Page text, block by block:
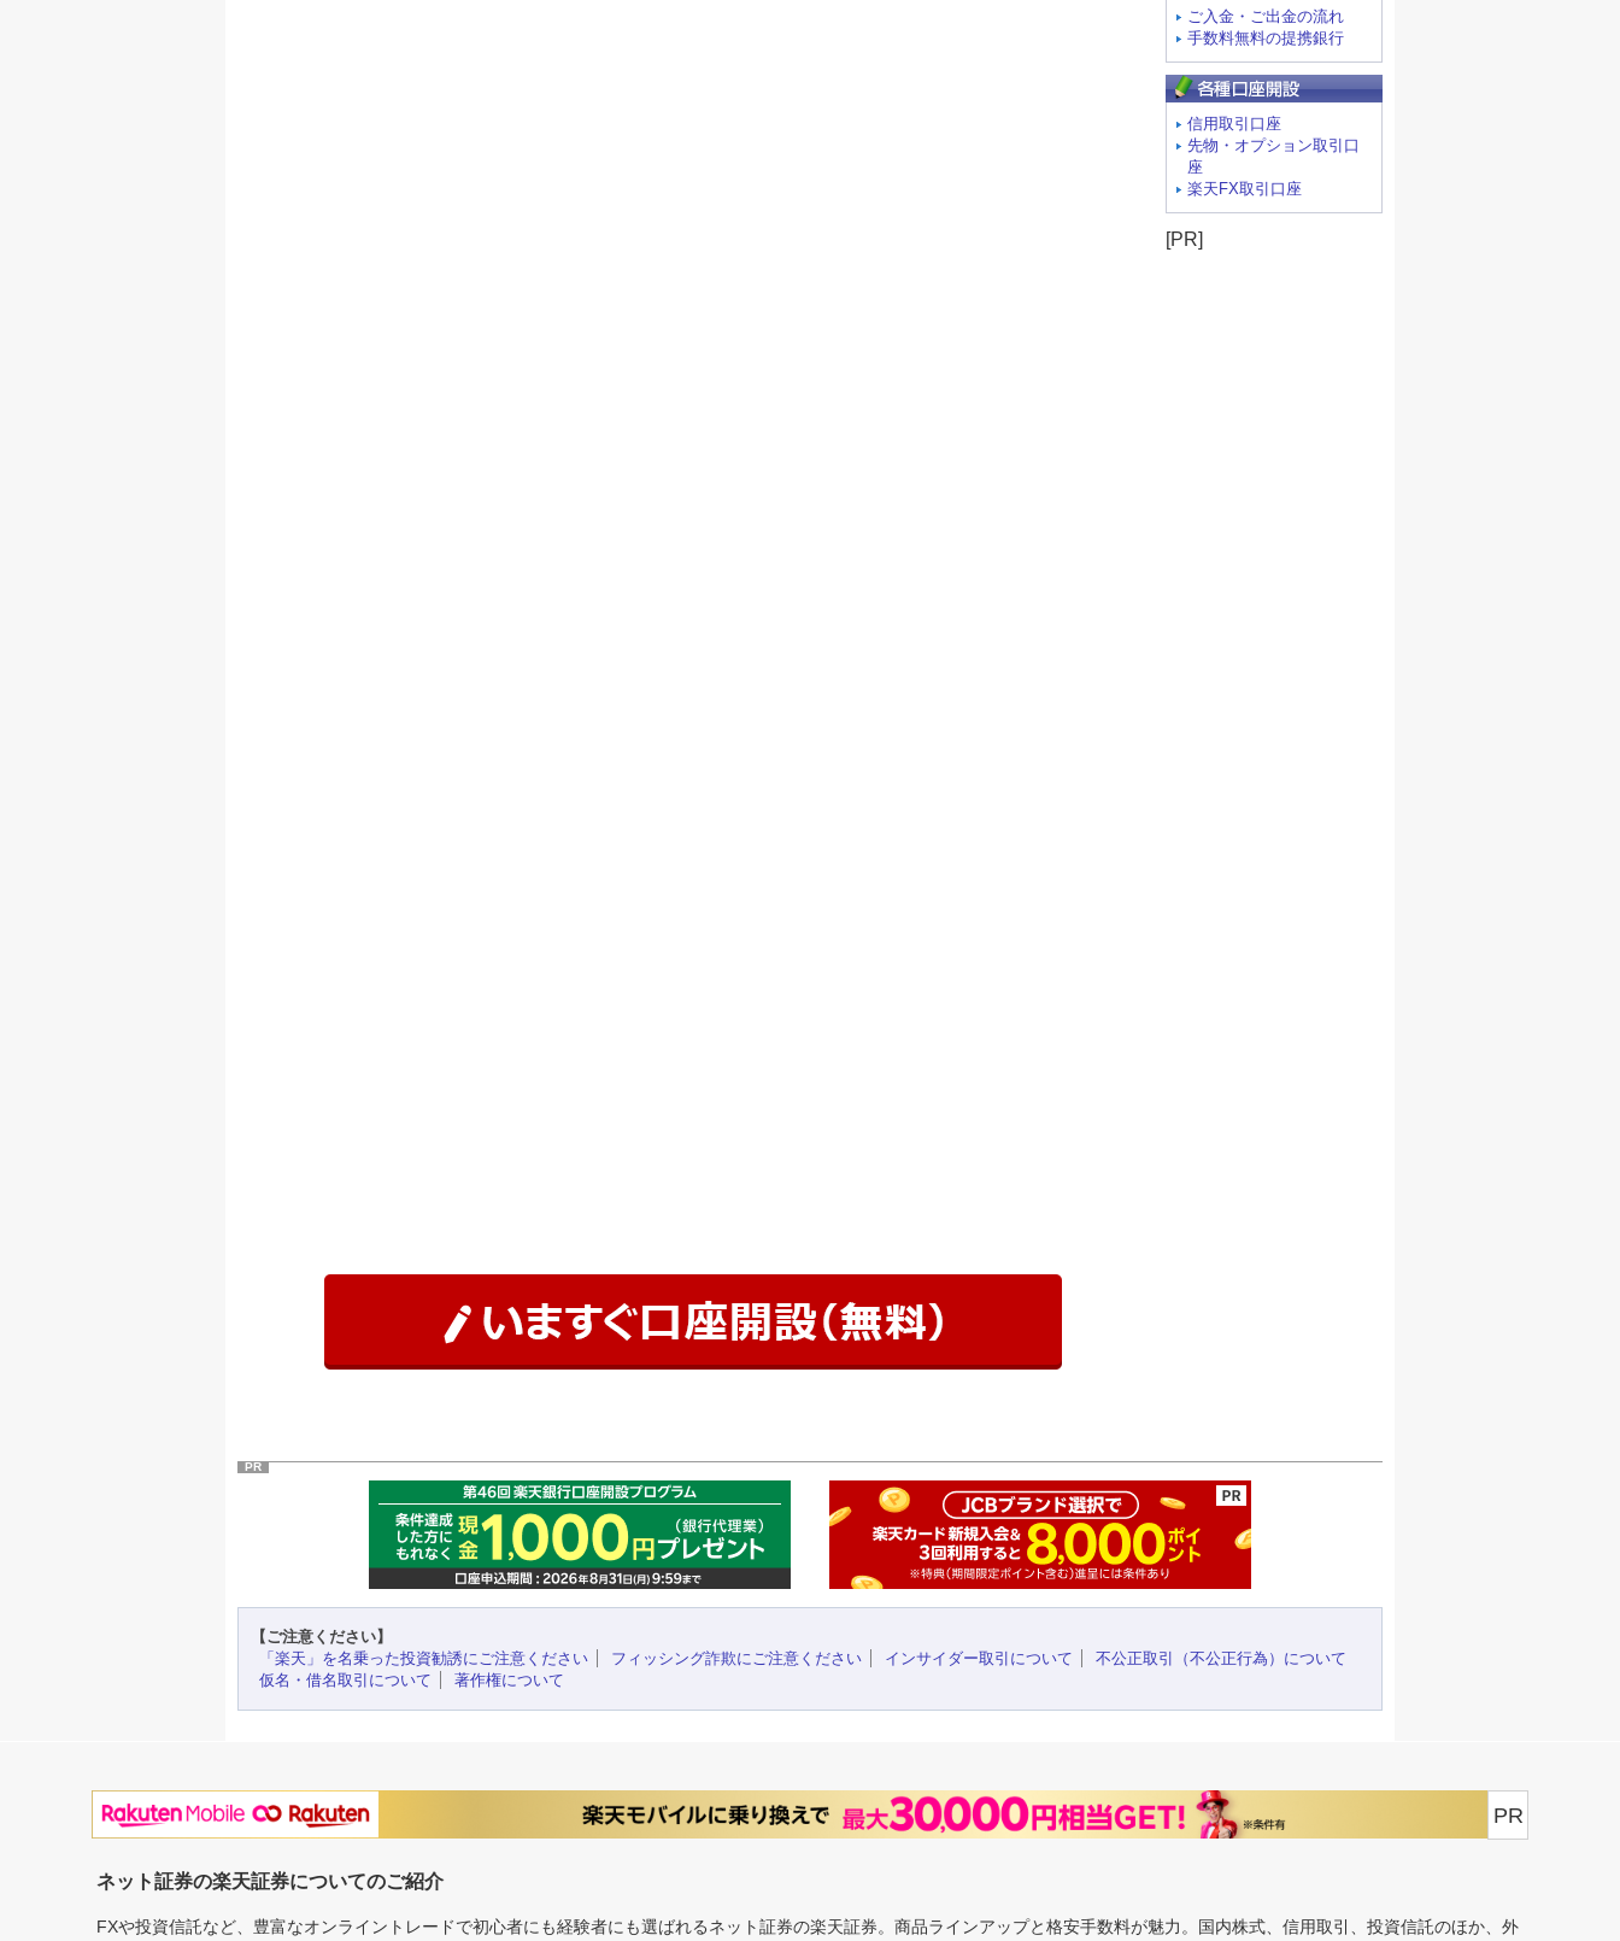
ご入金・ご出金の流れ
手数料無料の提携銀行
信用取引口座
先物・オプション取引口
座
楽天FX取引口座
[PR]
PR
【ご注意ください】
「楽天」を名乗った投資勧誘にご注意ください
フィッシング詐欺にご注意ください インサイダー取引について
不公正取引（不公正行為）について
仮名・借名取引について
著作権について
PR
ネット証券の楽天証券についてのご紹介
FXや投資信託など、豊富なオンライントレードで初心者にも経験者にも選ばれるネット証券の楽天証券。商品ラインアップと格安手数料が魅力。国内株式、信用取引、投資信託のほか、外